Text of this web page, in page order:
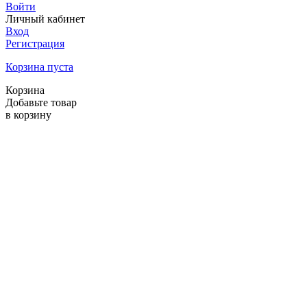
Войти
Личный кабинет
Вход
Регистрация
Корзина пуста
Корзина
Добавьте товар
в корзину